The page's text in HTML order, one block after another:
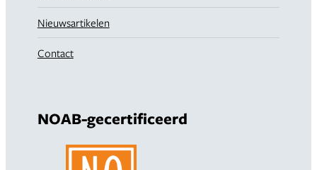
Nieuwsartikelen
Contact
NOAB-gecertificeerd